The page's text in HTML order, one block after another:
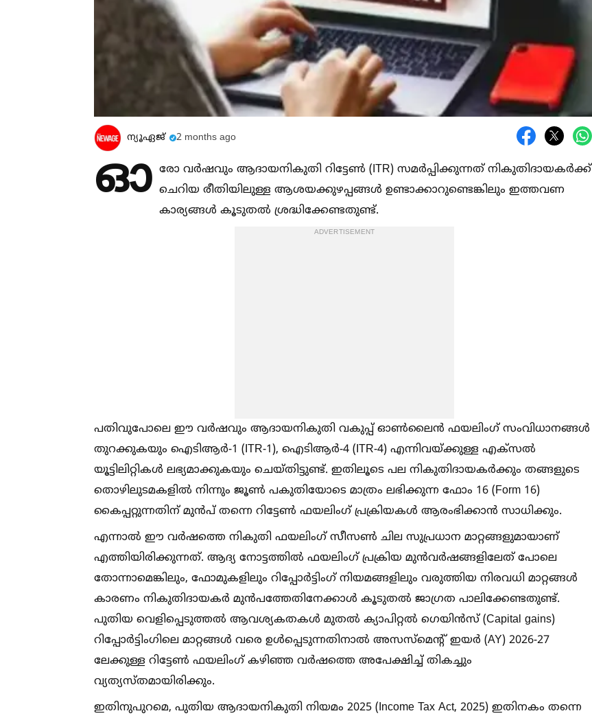
ന്യൂഏജ് 2 months ago
ഓ രോ വർഷവും ആദായനികുതി റിട്ടേണ്‍ (ITR) സമർപ്പിക്കുന്നത് നികുതിദായകർക്ക്
ചെറിയ രീതിയിലുള്ള ആശയക്കുഴപ്പങ്ങള്‍ ഉണ്ടാക്കാറുണ്ടെങ്കിലും ഇത്തവണ
കാര്യങ്ങള്‍ കൂടുതല്‍ ശ്രദ്ധിക്കേണ്ടതുണ്ട്.
ADVERTISEMENT
പതിവുപോലെ ഈ വർഷവും ആദായനികുതി വകുപ്പ് ഓണ്‍ലൈൻ ഫയലിംഗ് സംവിധാനങ്ങള്‍
തുറക്കുകയും ഐടിആർ-1 (ITR-1), ഐടിആർ-4 (ITR-4) എന്നിവയ്ക്കുള്ള എക്സല്‍
യൂട്ടിലിറ്റികള്‍ ലഭ്യമാക്കുകയും ചെയ്തിട്ടുണ്ട്. ഇതിലൂടെ പല നികുതിദായകർക്കും തങ്ങളുടെ
തൊഴിലുടമകളില്‍ നിന്നും ജൂണ്‍ പകുതിയോടെ മാത്രം ലഭിക്കുന്ന ഫോം 16 (Form 16)
കൈപ്പറ്റുന്നതിന് മുൻപ് തന്നെ റിട്ടേണ്‍ ഫയലിംഗ് പ്രക്രിയകള്‍ ആരംഭിക്കാൻ സാധിക്കും.
എന്നാല്‍ ഈ വർഷത്തെ നികുതി ഫയലിംഗ് സീസണ്‍ ചില സുപ്രധാന മാറ്റങ്ങളുമായാണ്
എത്തിയിരിക്കുന്നത്. ആദ്യ നോട്ടത്തില്‍ ഫയലിംഗ് പ്രക്രിയ മുൻവർഷങ്ങളിലേത് പോലെ
തോന്നാമെങ്കിലും, ഫോമുകളിലും റിപ്പോർട്ടിംഗ് നിയമങ്ങളിലും വരുത്തിയ നിരവധി മാറ്റങ്ങള്‍
കാരണം നികുതിദായകർ മുൻപത്തേതിനേക്കാള്‍ കൂടുതല്‍ ജാഗ്രത പാലിക്കേണ്ടതുണ്ട്.
പുതിയ വെളിപ്പെടുത്തല്‍ ആവശ്യകതകള്‍ മുതല്‍ ക്യാപിറ്റല്‍ ഗെയിൻസ് (Capital gains)
റിപ്പോർട്ടിംഗിലെ മാറ്റങ്ങള്‍ വരെ ഉള്‍പ്പെടുന്നതിനാല്‍ അസസ്‌മെന്റ് ഇയർ (AY) 2026-27
ലേക്കുള്ള റിട്ടേണ്‍ ഫയലിംഗ് കഴിഞ്ഞ വർഷത്തെ അപേക്ഷിച്ച്‌ തികച്ചും
വ്യത്യസ്തമായിരിക്കും.
ഇതിനുപുറമെ, പുതിയ ആദായനികുതി നിയമം 2025 (Income Tax Act, 2025) ഇതിനകം തന്നെ